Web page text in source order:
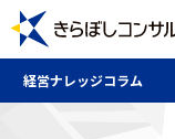
経営ナレッジコラム